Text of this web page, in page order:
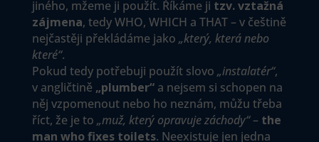
jiného, mžeme ji použít. Říkáme ji tzv. vztažná
zájmena, tedy WHO, WHICH a THAT – v češtině
nejčastěji překládáme jako „který, která nebo
které“.
Pokud tedy potřebuji použít slovo „instalatér“,
v angličtině „plumber“a nejsem si schopen na
něj vzpomenout nebo ho neznám, můžu třeba
říct, že je to „muž, který opravuje záchody“– the
man who fixes toilets. Neexistuje jen jedna